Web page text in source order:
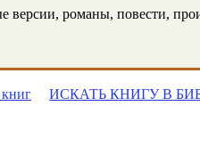
романы, повести,
ИСКАТЬ КНИГУ В